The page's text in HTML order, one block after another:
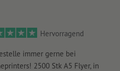
Hervorragend
immer gerne bei
2500 Stk A5 Flyer, in